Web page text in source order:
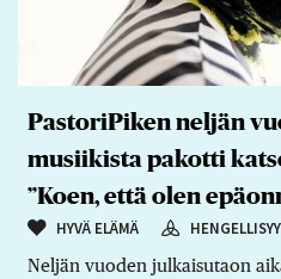
PastoriPiken neljän
musiikista pakotti
”Koen, että olen
HYVÄ ELÄMÄ
Neljän vuoden julkaisutaon